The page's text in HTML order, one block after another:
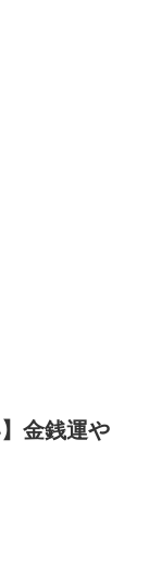
金銭運や